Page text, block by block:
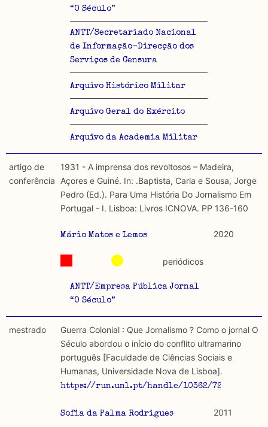
“O Século”
ANTT/Secretariado Nacional
de Informação-Direcção dos
Serviços de Censura
Arquivo Histórico Militar
Arquivo Geral do Exército
Arquivo da Academia Militar
artigo de
conferência
1931 - A imprensa dos revoltosos – Madeira,
Açores e Guiné. In: .Baptista, Carla e Sousa, Jorge
Pedro (Ed.). Para Uma História Do Jornalismo Em
Portugal - I. Lisboa: Livros ICNOVA. PP 136-160
Mário Matos e Lemos 2020
ANTT/Empresa Pública Jornal
“O Século”
periódicos
mestrado
Guerra Colonial : Que Jornalismo ? Como o jornal O
Século abordou o início do conflito ultramarino
português [Faculdade de Ciências Sociais e
Humanas, Universidade Nova de Lisboa].
https://run.unl.pt/handle/10362/7224
Sofia da Palma Rodrigues 2011